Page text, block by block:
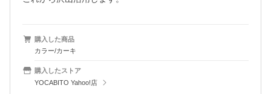
購入した商品
カラー/カーキ
購入したストア
YOCABITO Yahoo!店